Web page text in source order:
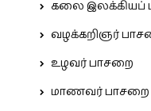
கலை இலக்கியப்
வழக்கறிஞர்
உழவர் பாசறை
மாணவர் பாசறை